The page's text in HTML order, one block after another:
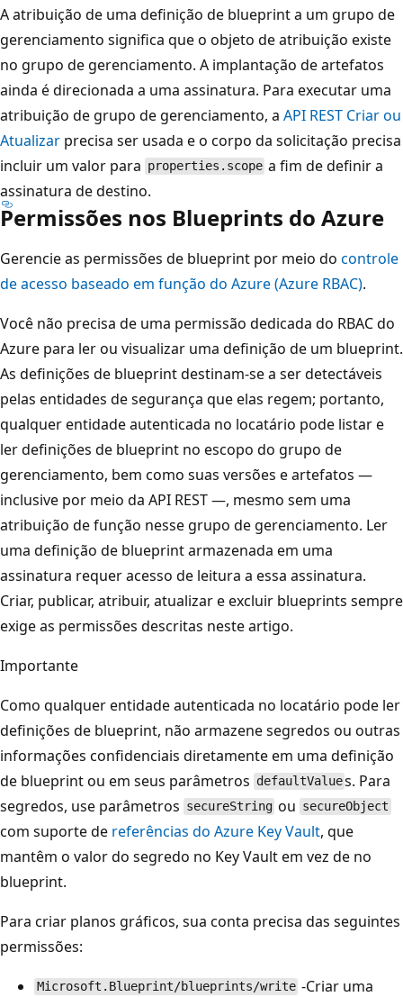
A atribuição de uma definição de blueprint a um grupo de
gerenciamento significa que o objeto de atribuição existe
no grupo de gerenciamento. A implantação de artefatos
ainda é direcionada a uma assinatura. Para executar uma
atribuição de grupo de gerenciamento, a API REST Criar ou
Atualizar precisa ser usada e o corpo da solicitação precisa
incluir um valor para properties.scope a fim de definir a
assinatura de destino.
Permissões nos Blueprints do Azure
Gerencie as permissões de blueprint por meio do controle
de acesso baseado em função do Azure (Azure RBAC).
Você não precisa de uma permissão dedicada do RBAC do
Azure para ler ou visualizar uma definição de um blueprint.
As definições de blueprint destinam-se a ser detectáveis ​​
pelas entidades de segurança que elas regem; portanto,
qualquer entidade autenticada no locatário pode listar e
ler definições de blueprint no escopo do grupo de
gerenciamento, bem como suas versões e artefatos —
inclusive por meio da API REST —, mesmo sem uma
atribuição de função nesse grupo de gerenciamento. Ler
uma definição de blueprint armazenada em uma
assinatura requer acesso de leitura a essa assinatura.
Criar, publicar, atribuir, atualizar e excluir blueprints sempre
exige as permissões descritas neste artigo.
Importante
Como qualquer entidade autenticada no locatário pode ler
definições de blueprint, não armazene segredos ou outras
informações confidenciais diretamente em uma definição
de blueprint ou em seus parâmetros defaultValues. Para
segredos, use parâmetros secureString ou secureObject
com suporte de referências do Azure Key Vault, que
mantêm o valor do segredo no Key Vault em vez de no
blueprint.
Para criar planos gráficos, sua conta precisa das seguintes
permissões:
Microsoft.Blueprint/blueprints/write -Criar uma